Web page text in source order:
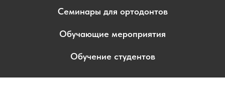
Семинары для ортодонтов
Обучающие мероприятия
Обучение студентов